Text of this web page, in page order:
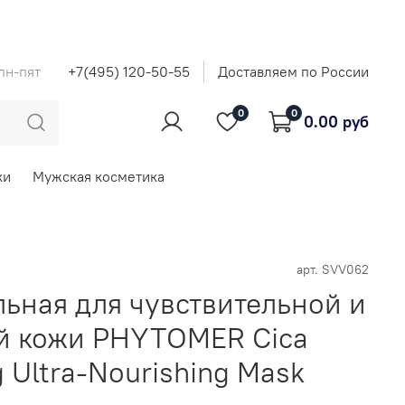
пят +7(495) 120-50-55 Доставляем по России
0 0 0.00 руб
Мужская косметика
арт. SVV062
для чувствительной и
PHYTOMER Cica
Ultra-Nourishing Mask